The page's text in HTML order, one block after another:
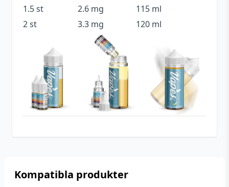
1.5 st 2.6 mg
115 ml
2 st
3.3 mg 120 ml
Koyuki Vapor
Tillverkningsland Sverige
Shortfill
Utrymme för
nikotinshots
20 ml (2 st)
Kompatibla produkter